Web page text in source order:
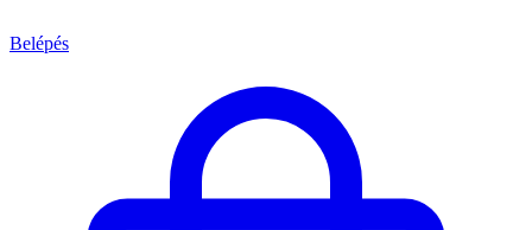
Belépés